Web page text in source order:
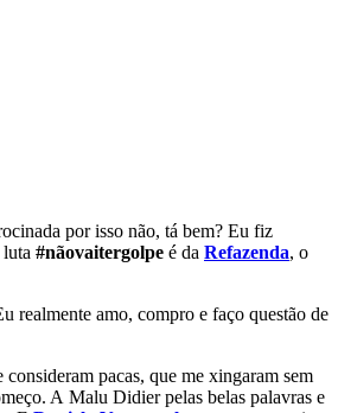
por isso não, tá bem? Eu fiz
#nãovaitergolpe é da Refazenda, o
realmente amo, compro e faço questão de
pacas, que me xingaram sem
A Malu Didier pelas belas palavras e